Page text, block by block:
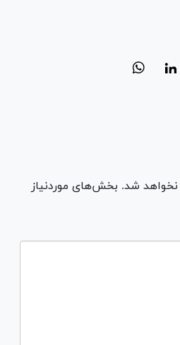
شد. بخش‌های موردنیاز